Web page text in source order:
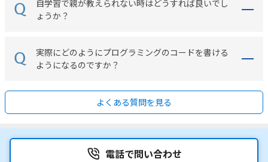
自学習で親が教えられない時はどうすれば良いでし
ょうか？
実際にどのようにプログラミングのコードを書ける
ようになるのですか？
よくある質問を見る
電話で問い合わせ